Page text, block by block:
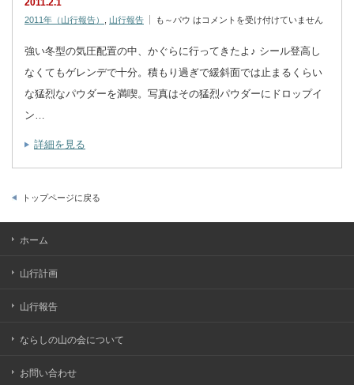
2011.2.1
2011年（山行報告） 山行報告 も～パウ は コメントを受け付けていません
強い冬型の気圧配置の中、かぐらに行ってきたよ♪ シール登高し
なくてもゲレンデで十分。積もり過ぎで緩斜面では止まるくらい
な猛烈なパウダーを満喫。写真はその猛烈パウダーにドロップイ
ン…
詳細を見る
トップページに戻る
ホーム
山行計画
山行報告
ならしの山の会について
お問い合わせ